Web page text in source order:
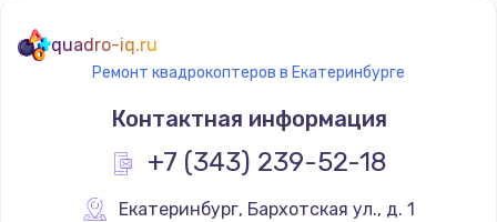
quadro-iq.ru
Ремонт квадрокоптеров в Екатеринбурге
Контактная информация
+7 (343) 239-52-18
Екатеринбург, Бархотская ул., д. 1